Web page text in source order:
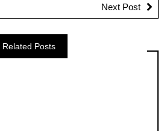
Next Post
Related Posts